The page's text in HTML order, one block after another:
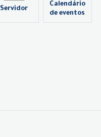
Servidor
Calendário
de eventos